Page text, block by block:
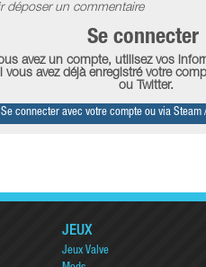
déposer un commentaire
Se connecter
avez un compte, utilisez vos
vous avez déjà enregistré votre
ou Twitter.
Se connecter avec votre compte ou via Steam
JEUX
Jeux Valve